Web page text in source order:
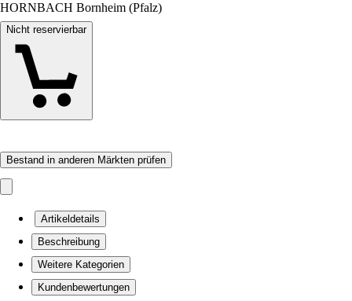
HORNBACH Bornheim (Pfalz)
Nicht reservierbar
Bestand in anderen Märkten prüfen
Artikeldetails
Beschreibung
Weitere Kategorien
Kundenbewertungen